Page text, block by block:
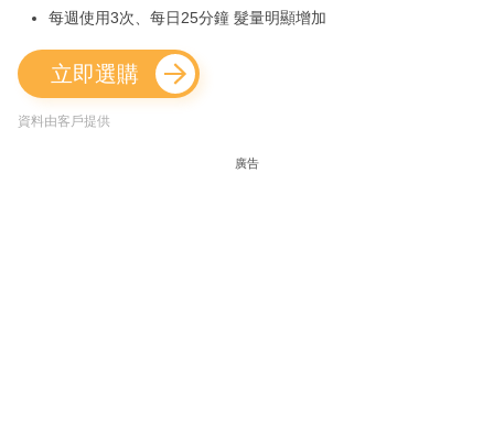
每週使用3次、每日25分鐘 髮量明顯增加
立即選購
資料由客戶提供
廣告